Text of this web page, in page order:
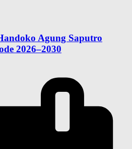
Agung Saputro
2026–2030